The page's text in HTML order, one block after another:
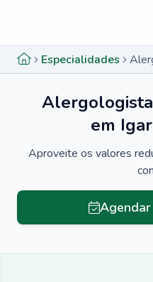
Especialidades
em
Aproveite os valores